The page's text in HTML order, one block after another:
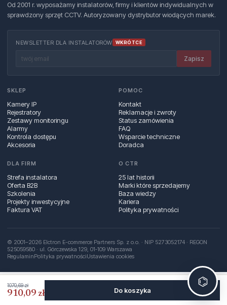
1070,69 zł
910,09 zł Do koszyka
Od 2001 r. wyposażamy instalatorów, firmy i klientów indywidualnych w
sprawdzony sprzęt CCTV. Autoryzowany dystrybutor wiodących marek.
NEWSLETTER DLA INSTALATORÓW WKRÓTCE
Zapisz
SKLEP
Kamery IP
Rejestratory
Zestawy monitoringu
Alarmy
Kontrola dostępu
Akcesoria
POMOC
Kontakt
Reklamacje i zwroty
Status zamówienia
FAQ
Wsparcie techniczne
Doradca
DLA FIRM
Strefa instalatora
Oferta B2B
Szkolenia
Projekty inwestycyjne
Faktura VAT
O CTR
25 lat historii
Marki które sprzedajemy
Baza wiedzy
Kariera
Polityka prywatności
© 2001–2026 Elctron E-commerce Partners Sp. z o.o. · NIP 5273052174 · REGON
525059580 · ul. Górczewska 129, 01‑109 Warszawa
RegulaminPolityka prywatnościUstawienia cookies
⌬